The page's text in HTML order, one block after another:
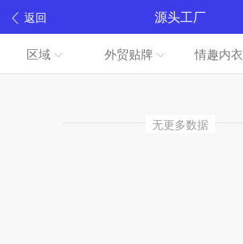
返回 源头工厂
区域 外贸贴牌 情趣内衣
无更多数据